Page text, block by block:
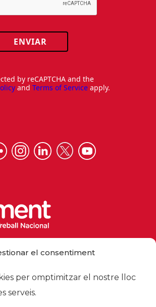
el consentiment
per omptimitzar el nostre lloc
serveis.
ENVIAR
by reCAPTCHA and the
and Terms of Service apply.